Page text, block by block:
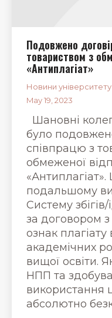
Подовжено
товариством з
«Антиплагіат»
Новини університету
May 19, 2023
Шановні
було
співпрацю з
обмеженої
подальшому
Систему
за договором
ознак плагіату
академічних
вищої освіти.
НПП та
використання
абсолютно